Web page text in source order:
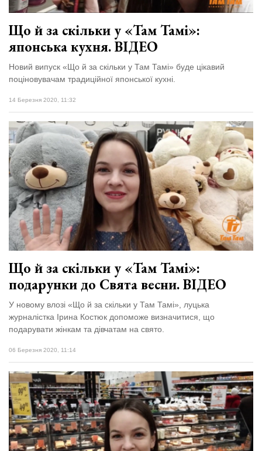
Що й за скільки у «Там Тамі»:
японська кухня. ВІДЕО
Новий випуск «Що й за скільки у Там Тамі» буде цікавий
поціновувачам традиційної японської кухні.
14 Березня 2020, 11:32
Що й за скільки у «Там Тамі»:
подарунки до Свята весни. ВІДЕО
У новому влозі «Що й за скільки у Там Тамі», луцька
журналістка Ірина Костюк допоможе визначитися, що
подарувати жінкам та дівчатам на свято.
06 Березня 2020, 11:14